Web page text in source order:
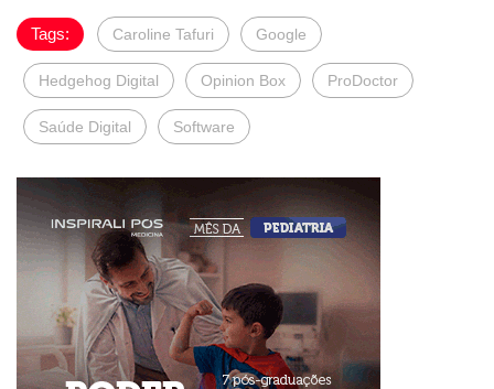
Tags: Caroline Tafuri Google
Hedgehog Digital Opinion Box ProDoctor
Saúde Digital Software